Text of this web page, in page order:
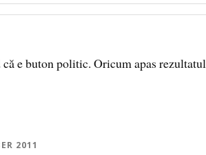
că e buton politic. Oricum apas
2011